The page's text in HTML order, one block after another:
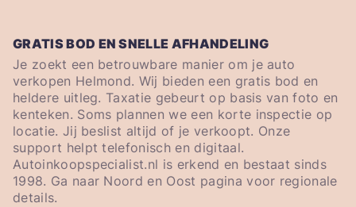
GRATIS BOD EN SNELLE AFHANDELING
Je zoekt een betrouwbare manier om je auto
verkopen Helmond. Wij bieden een gratis bod en
heldere uitleg. Taxatie gebeurt op basis van foto en
kenteken. Soms plannen we een korte inspectie op
locatie. Jij beslist altijd of je verkoopt. Onze
support helpt telefonisch en digitaal.
Autoinkoopspecialist.nl is erkend en bestaat sinds
1998. Ga naar Noord en Oost pagina voor regionale
details.